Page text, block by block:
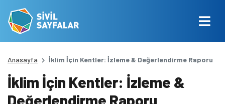
Anasayfa İklim İçin Kentler: İzleme & Değerlendirme Raporu
İklim İçin Kentler: İzleme &
Değerlendirme Raporu